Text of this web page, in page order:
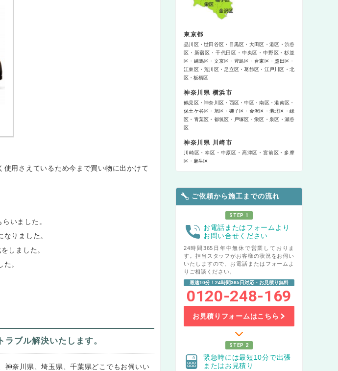
用さえているため今まで買い物に出かけて
いました。
りました。
しました。
。
ブル解決いたします。
神奈川県、埼玉県、千葉県どこでもお伺いい
東京都
品川区 世田谷区 目黒区 大田区 港区
渋谷
区
新宿区 千代田区 中央区 中野区
杉並
区
練馬区 文京区 豊島区 台東区
墨田区
江東区
荒川区 足立区 葛飾区 江戸川区
北
区
板橋区
神奈川県 横浜市
鶴見区 神奈川区 西区 中区 南区
港南区
保土ケ谷区
旭区 磯子区 金沢区 港北区
緑
区
青葉区 都筑区 戸塚区 栄区 泉区
瀬谷
区
神奈川県 川崎市
川崎区 幸区 中原区 高津区 宮前区
多摩
区
麻生区
ご依頼から施工までの流れ
STEP 1
お電話またはフォームより
お問い合せください
24時間365日年中無休で営業しておりま
す。担当スタッフがお客様の状況をお伺い
いたしますので、お電話またはフォームよ
りご相談ください。
最速10分！24時間365日対応・お見積り無料
0120-248-169
お見積りフォームはこちら
STEP 2
緊急時には最短10分で出張
またはお見積り